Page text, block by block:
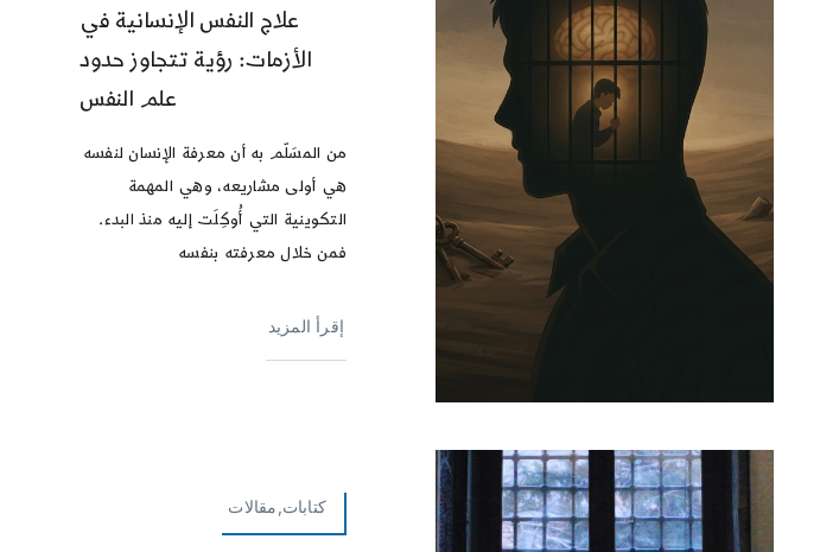
علاج النفس الإنسانية في
الأزمات: رؤية تتجاوز حدود
علم النفس
من المسَلّم به أن معرفة الإنسان لنفسه
هي أولى مشاريعه، وهي المهمة
التكوينية التي أُوكِلَت إليه منذ البدء.
فمن خلال معرفته بنفسه
إقرأ المزيد
كتابات,مقالات